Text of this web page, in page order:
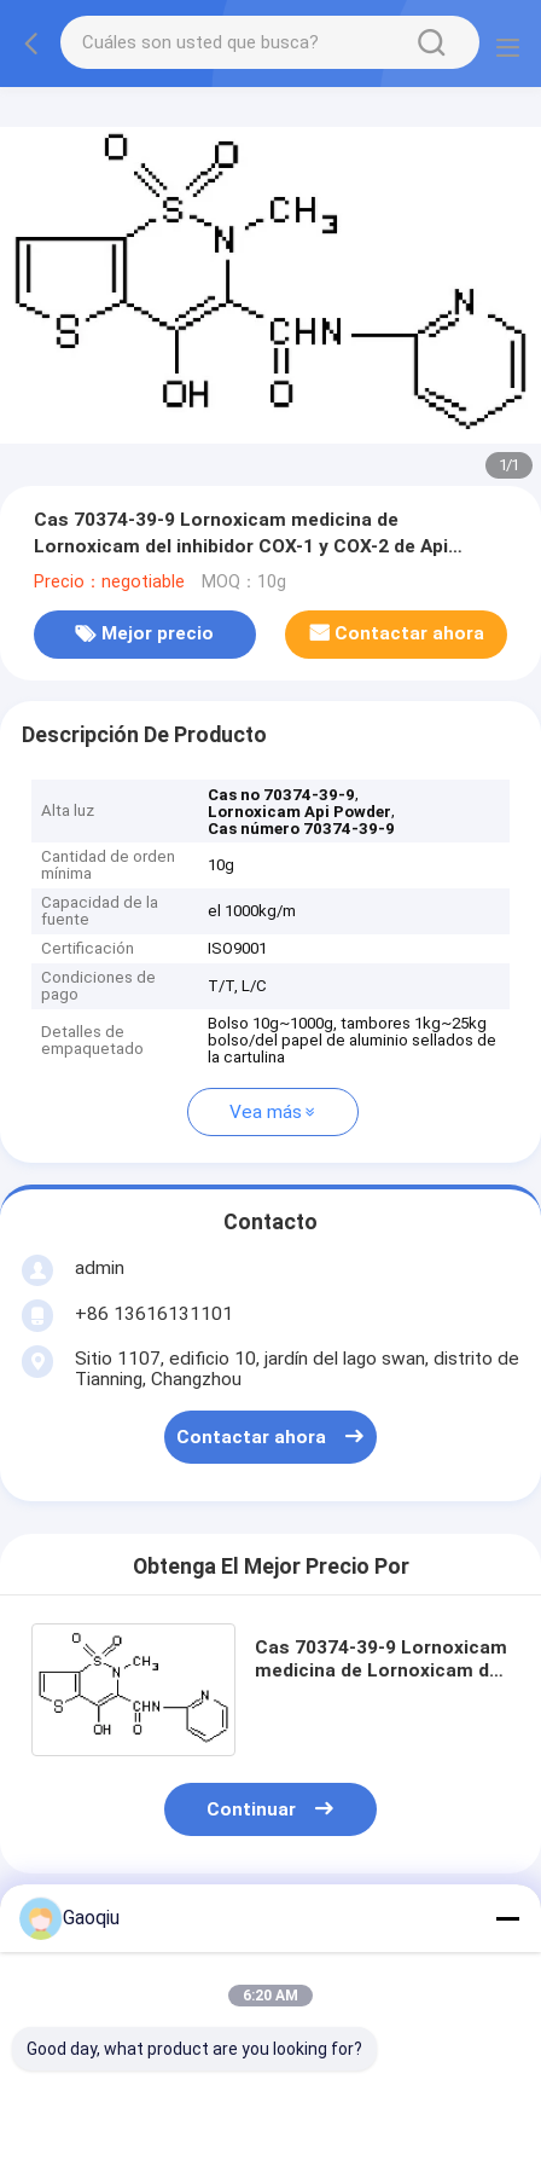
1/1
Cas 70374-39-9 Lornoxicam medicina de
Lornoxicam del inhibidor COX-1 y COX-2 de Api
Powder
Precio：negotiable MOQ：10g
Mejor precio Contactar ahora
Descripción De Producto
Alta luz
Cas no 70374-39-9,
Lornoxicam Api Powder,
Cas número 70374-39-9
Cantidad de orden
mínima
10g
Capacidad de la
fuente
el 1000kg/m
Certificación
ISO9001
Condiciones de
pago
T/T, L/C
Detalles de
empaquetado
Bolso 10g~1000g, tambores 1kg~25kg
bolso/del papel de aluminio sellados de
la cartulina
Vea más
Contacto
admin
+86 13616131101
Sitio 1107, edificio 10, jardín del lago swan, distrito de
Tianning, Changzhou
Contactar ahora
Obtenga El Mejor Precio Por
Cas 70374-39-9 Lornoxicam
medicina de Lornoxicam del
Continuar
Productos Recomendados
Gaoqiu
6:20 AM
Good day, what product are you looking for?